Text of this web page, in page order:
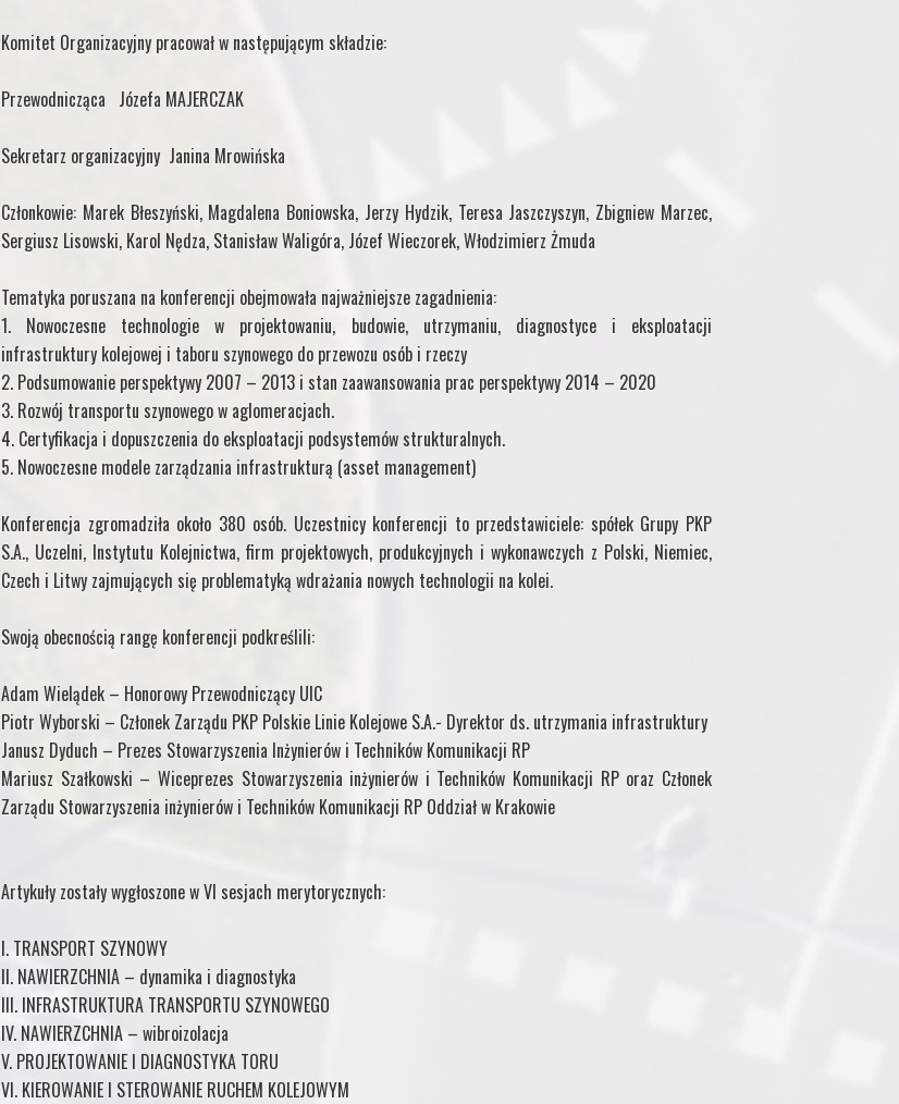
Komitet Organizacyjny pracował w następującym składzie:
Przewodnicząca Józefa MAJERCZAK
Sekretarz organizacyjny Janina Mrowińska
Członkowie: Marek Błeszyński, Magdalena Boniowska, Jerzy Hydzik, Teresa Jaszczyszyn, Zbigniew Marzec,
Sergiusz Lisowski, Karol Nędza, Stanisław Waligóra, Józef Wieczorek, Włodzimierz Żmuda
Tematyka poruszana na konferencji obejmowała najważniejsze zagadnienia:
1. Nowoczesne technologie w projektowaniu, budowie, utrzymaniu, diagnostyce i eksploatacji
infrastruktury kolejowej i taboru szynowego do przewozu osób i rzeczy
2. Podsumowanie perspektywy 2007 – 2013 i stan zaawansowania prac perspektywy 2014 – 2020
3. Rozwój transportu szynowego w aglomeracjach.
4. Certyfikacja i dopuszczenia do eksploatacji podsystemów strukturalnych.
5. Nowoczesne modele zarządzania infrastrukturą (asset management)
Konferencja zgromadziła około 380 osób. Uczestnicy konferencji to przedstawiciele: spółek Grupy PKP
S.A., Uczelni, Instytutu Kolejnictwa, firm projektowych, produkcyjnych i wykonawczych z Polski, Niemiec,
Czech i Litwy zajmujących się problematyką wdrażania nowych technologii na kolei.
Swoją obecnością rangę konferencji podkreślili:
Adam Wielądek – Honorowy Przewodniczący UIC
Piotr Wyborski – Członek Zarządu PKP Polskie Linie Kolejowe S.A.- Dyrektor ds. utrzymania infrastruktury
Janusz Dyduch – Prezes Stowarzyszenia Inżynierów i Techników Komunikacji RP
Mariusz Szałkowski – Wiceprezes Stowarzyszenia inżynierów i Techników Komunikacji RP oraz Członek
Zarządu Stowarzyszenia inżynierów i Techników Komunikacji RP Oddział w Krakowie
Artykuły zostały wygłoszone w VI sesjach merytorycznych:
I. TRANSPORT SZYNOWY
II. NAWIERZCHNIA – dynamika i diagnostyka
III. INFRASTRUKTURA TRANSPORTU SZYNOWEGO
IV. NAWIERZCHNIA – wibroizolacja
V. PROJEKTOWANIE I DIAGNOSTYKA TORU
VI. KIEROWANIE I STEROWANIE RUCHEM KOLEJOWYM